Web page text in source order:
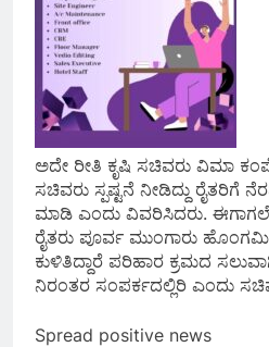
ಅದೇ ರೀತಿ ಕೃಷಿ ಸಚಿವರು ವಿಮಾ
ಸಚಿವರು ಸ್ಪಷ್ಟನೆ ನೀಡಿದ್ದು ರೈತರಿಗೆ
ಮಾಡಿ ಎಂದು ವಿವರಿಸಿದರು.
ರೈತರು ಪೂರ್ವ ಮುಂಗಾರು
ಕುಳಿತಿದ್ದಾರೆ ಪರಿಹಾರ ಕ್ರಮದ
ನಿರಂತರ ಸಂಪರ್ಕದಲ್ಲಿರಿ ಎಂದು
Spread positive news